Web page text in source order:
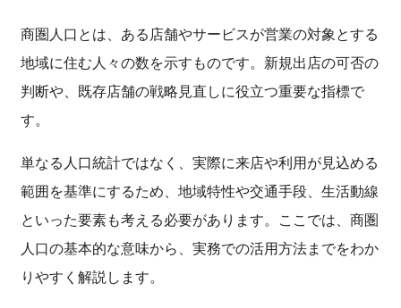
商圏人口とは、ある店舗やサービスが営業の対象とする
地域に住む人々の数を示すものです。新規出店の可否の
判断や、既存店舗の戦略見直しに役立つ重要な指標で
す。
単なる人口統計ではなく、実際に来店や利用が見込める
範囲を基準にするため、地域特性や交通手段、生活動線
といった要素も考える必要があります。ここでは、商圏
人口の基本的な意味から、実務での活用方法までをわか
りやすく解説します。